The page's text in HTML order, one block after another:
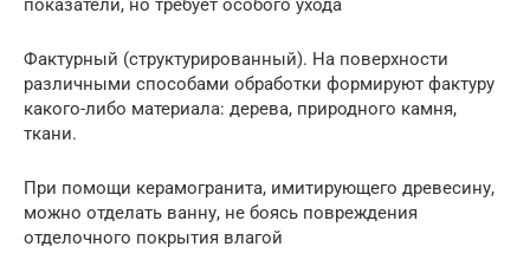
показатели, но требует особого ухода
Фактурный (структурированный). На поверхности
различными способами обработки формируют фактуру
какого-либо материала: дерева, природного камня,
ткани.
При помощи керамогранита, имитирующего древесину,
можно отделать ванну, не боясь повреждения
отделочного покрытия влагой